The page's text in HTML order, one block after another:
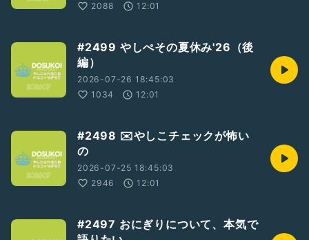
2088
12:01
#2499 やしぺその夏休み'26（後
編）
2026-07-26 18:45:03
1034
12:01
#2498 ✉️やしこチェックが怖い
の
2026-07-25 18:45:03
2946
12:01
#2497 おにぎりについて、本気で